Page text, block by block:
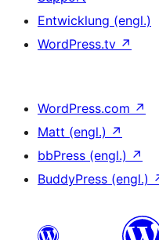
Entwicklung (engl.)
WordPress.tv ↗
WordPress.com ↗
Matt (engl.) ↗
bbPress (engl.) ↗
BuddyPress (engl.)